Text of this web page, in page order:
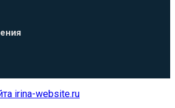
irina-website.ru